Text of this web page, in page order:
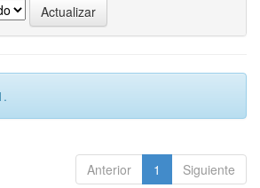
Anterior 1 Siguiente